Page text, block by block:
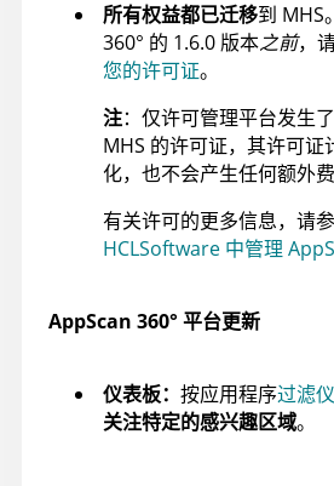
所有权益都已迁移到 MHS
360° 的 1.6.0 版本之前，
您的许可证。
注：仅许可管理平台发生
MHS 的许可证，其许可证
化，也不会产生任何额外费
有关许可的更多信息，请
HCLSoftware 中管理
AppScan 360° 平台更新
仪表板： 按应用程序过滤
关注特定的感兴趣区域。